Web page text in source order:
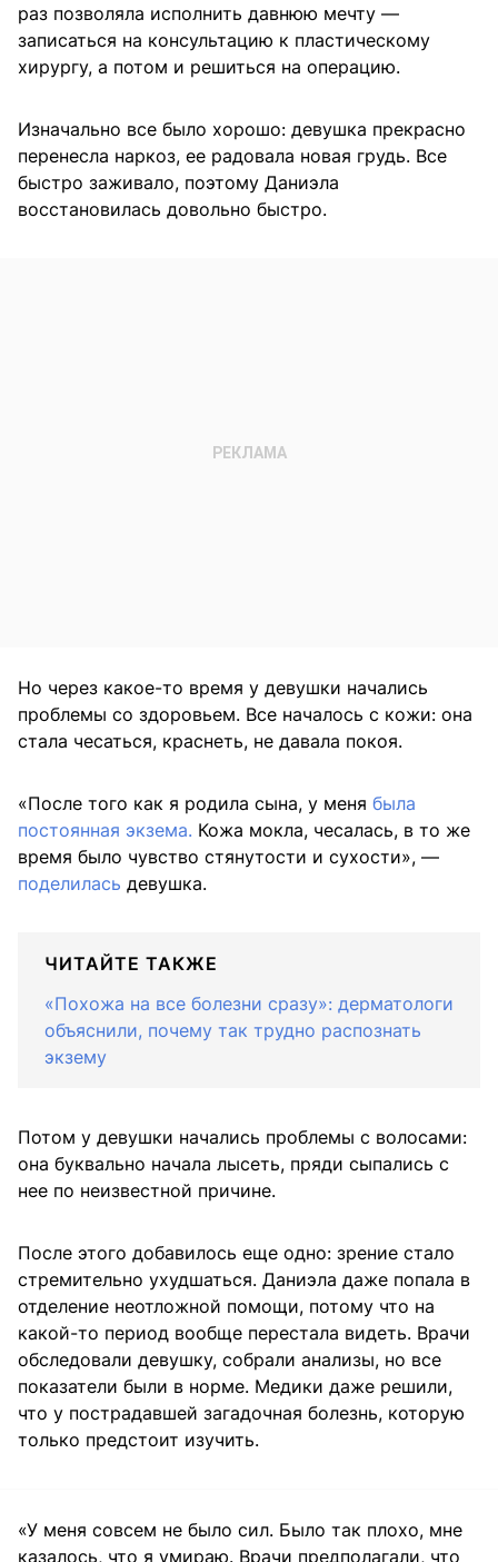
раз позволяла исполнить давнюю мечту —
записаться на консультацию к пластическому
хирургу, а потом и решиться на операцию.
Изначально все было хорошо: девушка прекрасно
перенесла наркоз, ее радовала новая грудь. Все
быстро заживало, поэтому Даниэла
восстановилась довольно быстро.
Но через какое-то время у девушки начались
проблемы со здоровьем. Все началось с кожи: она
стала чесаться, краснеть, не давала покоя.
«После того как я родила сына, у меня была
постоянная экзема. Кожа мокла, чесалась, в то же
время было чувство стянутости и сухости», —
поделилась девушка.
ЧИТАЙТЕ ТАКЖЕ
«Похожа на все болезни сразу»: дерматологи
объяснили, почему так трудно распознать
экзему
Потом у девушки начались проблемы с волосами:
она буквально начала лысеть, пряди сыпались с
нее по неизвестной причине.
После этого добавилось еще одно: зрение стало
стремительно ухудшаться. Даниэла даже попала в
отделение неотложной помощи, потому что на
какой-то период вообще перестала видеть. Врачи
обследовали девушку, собрали анализы, но все
показатели были в норме. Медики даже решили,
что у пострадавшей загадочная болезнь, которую
только предстоит изучить.
«У меня совсем не было сил. Было так плохо, мне
казалось, что я умираю. Врачи предполагали, что